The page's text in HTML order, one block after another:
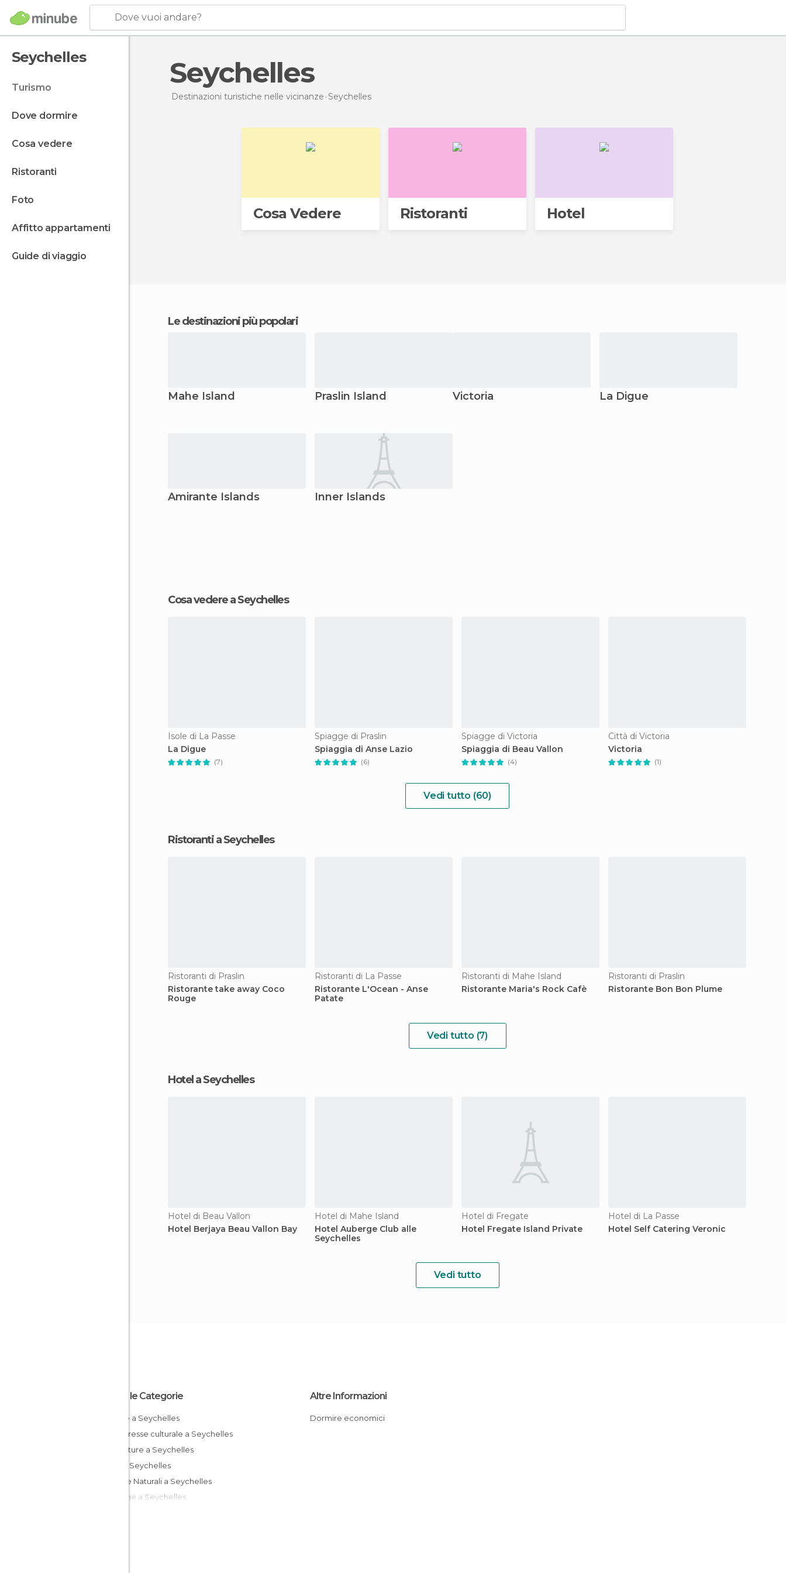
Dove vuoi andare?
Seychelles
turismo
dove dormire
cosa vedere
ristoranti
foto
affitto appartamenti
guide di viaggio
Seychelles
Destinazioni turistiche nelle vicinanze Seychelles
Cosa Vedere Ristoranti Hotel
Le destinazioni più popolari
Mahe Island Praslin Island Victoria La Digue
Amirante Islands Inner Islands
Cosa vedere a Seychelles
Isole di La Passe
La Digue
(7)
Spiagge di Praslin
Spiaggia di Anse Lazio
(6)
Spiagge di Victoria
Spiaggia di Beau Vallon
(4)
Città di Victoria
Victoria
(1)
Vedi tutto (60)
Ristoranti a Seychelles
Ristoranti di Praslin
Ristorante take away Coco
Rouge
Ristoranti di La Passe
Ristorante L'Ocean - Anse
Patate
Ristoranti di Mahe Island
Ristorante Maria's Rock Cafè
Ristoranti di Praslin
Ristorante Bon Bon Plume
Vedi tutto (7)
Hotel a Seychelles
Hotel di Beau Vallon
Hotel Berjaya Beau Vallon Bay
Hotel di Mahe Island
Hotel Auberge Club alle
Seychelles
Hotel di Fregate
Hotel Fregate Island Private
Hotel di La Passe
Hotel Self Catering Veronic
Vedi tutto
Tutte le Categorie
Chiese a Seychelles
Di interesse culturale a Seychelles
Insenature a Seychelles
Isole a Seychelles
Riserve Naturali a Seychelles
Spiagge a Seychelles
Altre Informazioni
Dormire economici